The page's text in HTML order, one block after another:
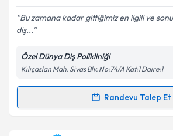
Kişisel verilerimin işlenmesine
Metni'ni okudum ve kişisel
kapsamda işlenmesini kabul
Bu zamana kadar gittiğimiz en ilgili ve
diş...
Özel Dünya Diş Polikliniği
Kılıçaslan Mah. Sivas Blv. No:74/A Kat:1 Daire:1
Randevu Talep Et
Randevu Takvimi Talebi